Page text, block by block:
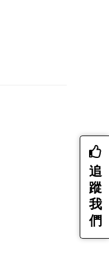
追
蹤
我
們